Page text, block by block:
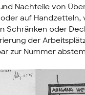
Nachteile von
auf Handzetteln,
Schränken oder
der
zur Nummer